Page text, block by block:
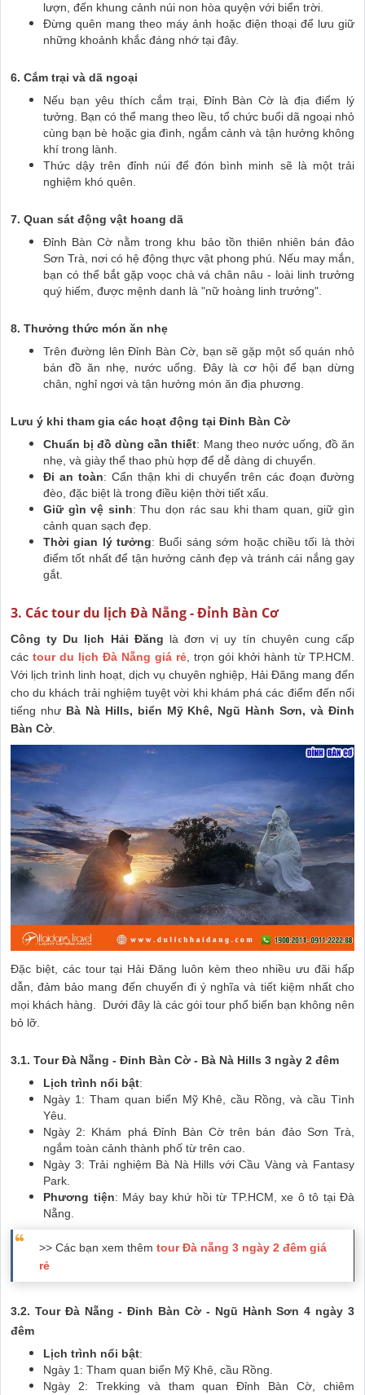
lượn, đến khung cảnh núi non hòa quyện với biển trời.
Đừng quên mang theo máy ảnh hoặc điện thoại để lưu giữ
những khoảnh khắc đáng nhớ tại đây.
6. Cắm trại và dã ngoại
Nếu bạn yêu thích cắm trại, Đỉnh Bàn Cờ là địa điểm lý
tưởng. Bạn có thể mang theo lều, tổ chức buổi dã ngoại nhỏ
cùng bạn bè hoặc gia đình, ngắm cảnh và tận hưởng không
khí trong lành.
Thức dậy trên đỉnh núi để đón bình minh sẽ là một trải
nghiệm khó quên.
7. Quan sát động vật hoang dã
Đỉnh Bàn Cờ nằm trong khu bảo tồn thiên nhiên bán đảo
Sơn Trà, nơi có hệ động thực vật phong phú. Nếu may mắn,
bạn có thể bắt gặp voọc chà vá chân nâu - loài linh trưởng
quý hiếm, được mệnh danh là "nữ hoàng linh trưởng".
8. Thưởng thức món ăn nhẹ
Trên đường lên Đỉnh Bàn Cờ, bạn sẽ gặp một số quán nhỏ
bán đồ ăn nhẹ, nước uống. Đây là cơ hội để bạn dừng
chân, nghỉ ngơi và tận hưởng món ăn địa phương.
Lưu ý khi tham gia các hoạt động tại Đỉnh Bàn Cờ
Chuẩn bị đồ dùng cần thiết: Mang theo nước uống, đồ ăn
nhẹ, và giày thể thao phù hợp để dễ dàng di chuyển.
Đi an toàn: Cẩn thận khi di chuyển trên các đoạn đường
đèo, đặc biệt là trong điều kiện thời tiết xấu.
Giữ gìn vệ sinh: Thu dọn rác sau khi tham quan, giữ gìn
cảnh quan sạch đẹp.
Thời gian lý tưởng: Buổi sáng sớm hoặc chiều tối là thời
điểm tốt nhất để tận hưởng cảnh đẹp và tránh cái nắng gay
gắt.
3. Các tour du lịch Đà Nẵng - Đỉnh Bàn Cơ
Công ty Du lịch Hải Đăng là đơn vị uy tín chuyên cung cấp
các tour du lịch Đà Nẵng giá rẻ, trọn gói khởi hành từ TP.HCM.
Với lịch trình linh hoạt, dịch vụ chuyên nghiệp, Hải Đăng mang đến
cho du khách trải nghiệm tuyệt vời khi khám phá các điểm đến nổi
tiếng như Bà Nà Hills, biển Mỹ Khê, Ngũ Hành Sơn, và Đỉnh
Bàn Cờ.
Đặc biệt, các tour tại Hải Đăng luôn kèm theo nhiều ưu đãi hấp
dẫn, đảm bảo mang đến chuyến đi ý nghĩa và tiết kiệm nhất cho
mọi khách hàng.
Dưới đây là các gói tour phổ biến bạn không nên
bỏ lỡ.
3.1. Tour Đà Nẵng - Đỉnh Bàn Cờ - Bà Nà Hills 3 ngày 2 đêm
Lịch trình nổi bật:
Ngày 1: Tham quan biển Mỹ Khê, cầu Rồng, và cầu Tình
Yêu.
Ngày 2: Khám phá Đỉnh Bàn Cờ trên bán đảo Sơn Trà,
ngắm toàn cảnh thành phố từ trên cao.
Ngày 3: Trải nghiệm Bà Nà Hills với Cầu Vàng và Fantasy
Park.
Phương tiện: Máy bay khứ hồi từ TP.HCM, xe ô tô tại Đà
Nẵng.
>> Các bạn xem thêm tour Đà nẵng 3 ngày 2 đêm giá
rẻ
3.2. Tour Đà Nẵng - Đỉnh Bàn Cờ - Ngũ Hành Sơn 4 ngày 3
đêm
Lịch trình nổi bật:
Ngày 1: Tham quan biển Mỹ Khê, cầu Rồng.
Ngày 2: Trekking và tham quan Đỉnh Bàn Cờ, chiêm